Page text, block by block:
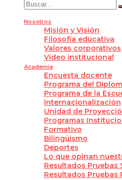
Nosotros
Misión y Visión
Filosofía educativa
Valores corporativos
Video institucional
Academia
Encuesta docente
Programa del
Programa de la
Internacionalización
Unidad de
Programas
Formativo
Bilingüismo
Deportes
Lo que opinan
Resultados Pruebas
Resultados Pruebas